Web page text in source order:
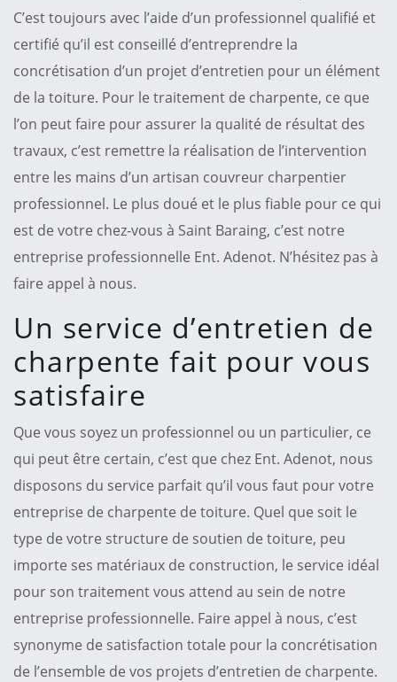
C’est toujours avec l’aide d’un professionnel qualifié et
certifié qu’il est conseillé d’entreprendre la
concrétisation d’un projet d’entretien pour un élément
de la toiture. Pour le traitement de charpente, ce que
l’on peut faire pour assurer la qualité de résultat des
travaux, c’est remettre la réalisation de l’intervention
entre les mains d’un artisan couvreur charpentier
professionnel. Le plus doué et le plus fiable pour ce qui
est de votre chez-vous à Saint Baraing, c’est notre
entreprise professionnelle Ent. Adenot. N’hésitez pas à
faire appel à nous.
Un service d’entretien de
charpente fait pour vous
satisfaire
Que vous soyez un professionnel ou un particulier, ce
qui peut être certain, c’est que chez Ent. Adenot, nous
disposons du service parfait qu’il vous faut pour votre
entreprise de charpente de toiture. Quel que soit le
type de votre structure de soutien de toiture, peu
importe ses matériaux de construction, le service idéal
pour son traitement vous attend au sein de notre
entreprise professionnelle. Faire appel à nous, c’est
synonyme de satisfaction totale pour la concrétisation
de l’ensemble de vos projets d’entretien de charpente.